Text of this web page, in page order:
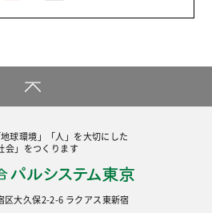
地球環境」「人」を大切にした
会」をつくります
区大久保2-2-6 ラクアス東新宿